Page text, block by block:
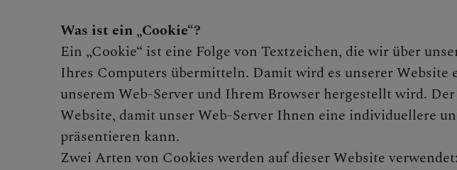
Was ist ein „Cookie“?
Ein „Cookie“ ist eine Folge von Textzeichen, die wir über
Ihres Computers übermitteln. Damit wird es unserer
unserem Web-Server und Ihrem Browser hergestellt wird.
Website, damit unser Web-Server Ihnen eine individuellere
präsentieren kann.
Zwei Arten von Cookies werden auf dieser Website verwendet: